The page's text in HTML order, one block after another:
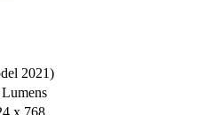
2021)